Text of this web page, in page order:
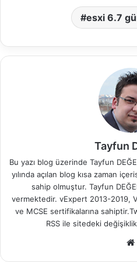
esxi 6.7
Tayfun
Bu yazı blog üzerinde Tayfun
yılında açılan blog kısa zaman
sahip olmuştur. Tayfun
vermektedir. vExpert 2013-2019,
ve MCSE sertifikalarına
RSSile sitedeki